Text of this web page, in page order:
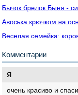
Бычок брелок Быня -
Авоська крючком на
Веселая семейка:
Комментарии
Я
очень красиво и